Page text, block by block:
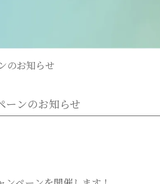
のお知らせ
ーンのお知らせ